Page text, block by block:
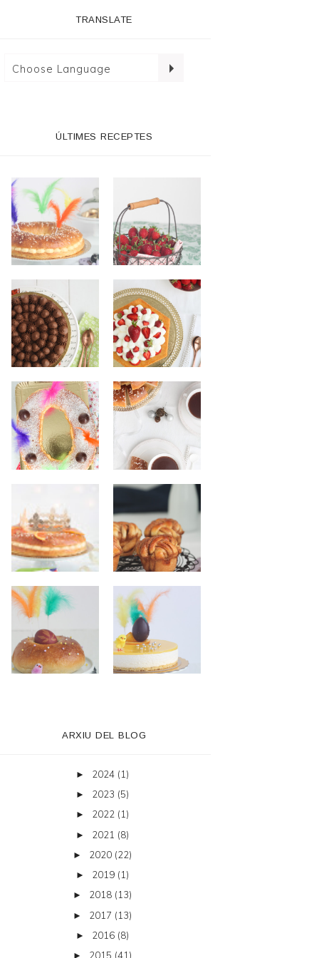
TRANSLATE
ÚLTIMES RECEPTES
ARXIU DEL BLOG
► 2024 (1)
► 2023 (5)
► 2022 (1)
► 2021 (8)
► 2020 (22)
► 2019 (1)
► 2018 (13)
► 2017 (13)
► 2016 (8)
► 2015 (41)